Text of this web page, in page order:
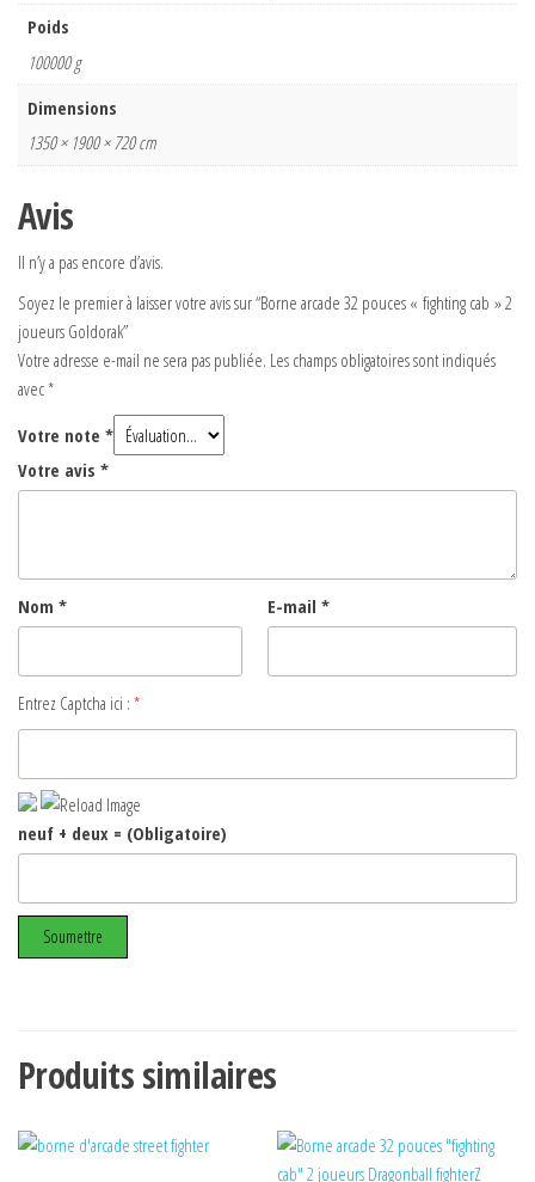
Poids
100000 g
Dimensions
1350 × 1900 × 720 cm
Avis
Il n’y a pas encore d’avis.
Soyez le premier à laisser votre avis sur “Borne arcade 32 pouces « fighting cab » 2
joueurs Goldorak”
Votre adresse e-mail ne sera pas publiée. Les champs obligatoires sont indiqués
avec*
Votre note *
Votre avis *
Nom * E-mail *
Entrez Captcha ici : *
neuf + deux = (Obligatoire)
Produits similaires